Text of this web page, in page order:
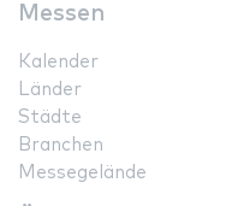
Messen
Kalender
Länder
Städte
Branchen
Messegelände